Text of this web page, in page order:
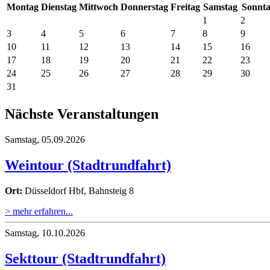
Montag Dienstag Mittwoch Donnerstag Freitag Samstag
1
2
3
4 5 6 7 8
9
10
11 12 13 14 15
16
17
18 19 20 21 22
23
24
25 26 27 28 29
30
31
Nächste Veranstaltungen
Samstag, 05.09.2026
Weintour (Stadtrundfahrt)
Ort: Düsseldorf Hbf, Bahnsteig 8
> mehr erfahren...
Samstag, 10.10.2026
Sekttour (Stadtrundfahrt)